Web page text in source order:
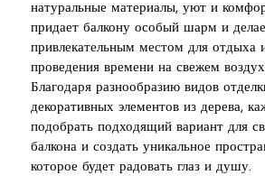
натуральные материалы, уют и
придает балкону особый шарм и
привлекательным местом для отдыха
проведения времени на свежем
Благодаря разнообразию видов
декоративных элементов из дерева,
подобрать подходящий вариант для
балкона и создать уникальное
которое будет радовать глаз и душу.